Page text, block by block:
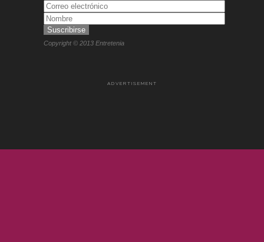
Copyright © 2013 Entretenia
ADVERTISEMENT